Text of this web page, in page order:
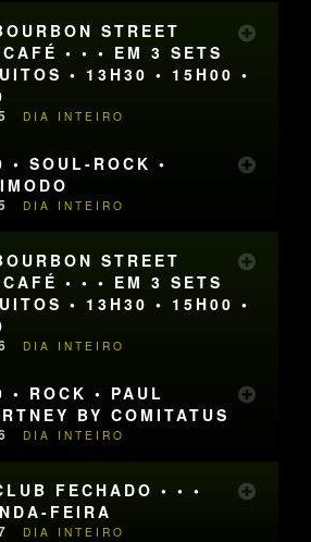
STREET
• • • EM 3 SETS
• 13H30 • 15H00 •
DIA INTEIRO
• SOUL-ROCK •
DIA INTEIRO
STREET
• • • EM 3 SETS
• 13H30 • 15H00 •
DIA INTEIRO
• ROCK • PAUL
BY COMITATUS
DIA INTEIRO
FECHADO • • •
FEIRA
DIA INTEIRO